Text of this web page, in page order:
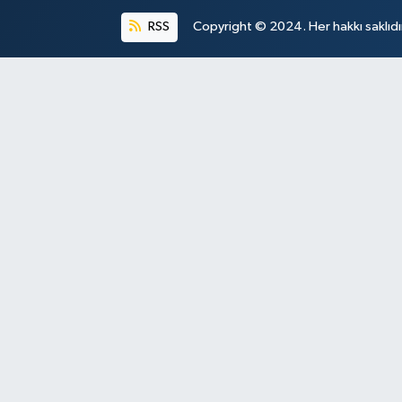
RSS Copyright © 2024. Her hakkı